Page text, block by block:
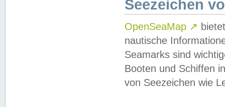
Seezeichen
OpenSeaMap ↗
nautische
Seamarks sind
Booten und Schiffen
von Seezeichen wie